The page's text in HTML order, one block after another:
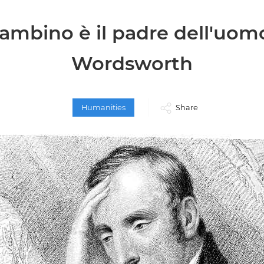
è il padre
Wordsworth
Humanities Share